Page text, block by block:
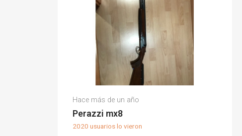
Oriol T.
Hace más de un año
Perazzi mx8
2020 usuarios lo vieron